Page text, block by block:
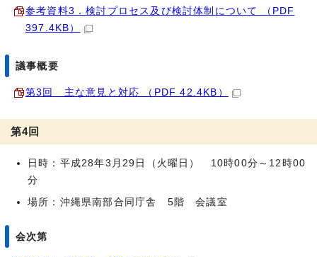
参考資料3．検討プロセス及び検討体制について （PDF
397.4KB）
議事概要
第3回 主な意見と対応 （PDF 42.4KB）
第4回
日時：平成28年3月29日（火曜日） 10時00分～12時00
分
場所：沖縄県南部合同庁舎 5階 会議室
会次第